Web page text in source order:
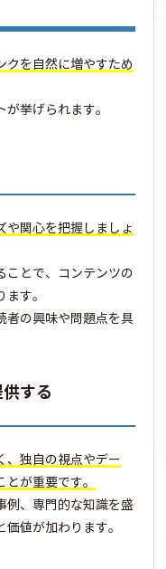
クを自然に増やすため
挙げられます。
や関心を把握しましょ
ことで、コンテンツの
す。
者の興味や問題点を具
する
、独自の視点やデー
が重要です。
例、専門的な知識を盛
値が加わります。